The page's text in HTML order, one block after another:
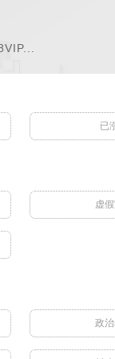
已
虚
政